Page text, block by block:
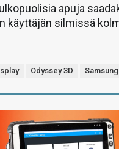
apuja
käyttäjän silmissä
Odyssey 3D Samsung